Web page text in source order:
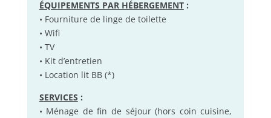
ÉQUIPEMENTS PAR HÉBERGEMENT:
• Fourniture de linge de toilette
• Wifi
• TV
• Kit d’entretien
• Location lit BB (*)
SERVICES :
• Ménage de fin de séjour (hors coin cuisine,